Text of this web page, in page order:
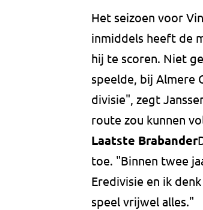
Het seizoen voor
inmiddels heeft de
hij te scoren. Niet
speelde, bij Almere
divisie", zegt
route zou kunnen
Laatste Brabander
toe. "Binnen twee
Eredivisie en ik
speel vrijwel alles."